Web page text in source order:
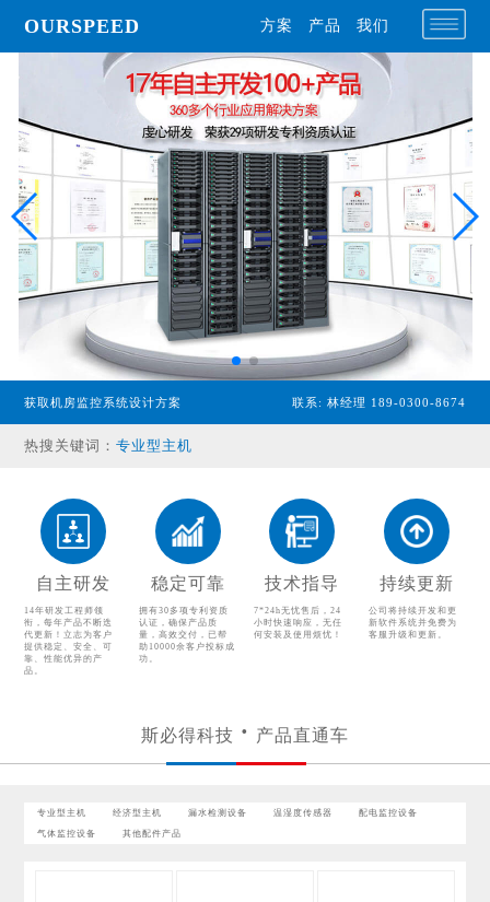
OURSPEED 方案 产品 我们
获取机房监控系统设计方案 联系: 林经理 189-0300-8674
热搜关键词：专业型主机
温湿度传感器
配电监控设备
气体监控设备
自主研发
14年研发工程师领
衔，每年产品不断迭
代更新！立志为客户
提供稳定、安全、可
靠、性能优异的产
品。
稳定可靠
拥有30多项专利资质
认证，确保产品质
量，高效交付，已帮
助10000余客户投标成
功。
技术指导
7*24h无忧售后，24
小时快速响应，无任
何安装及使用烦忧！
持续更新
公司将持续开发和更
新软件系统并免费为
客服升级和更新。
斯必得科技 产品直通车
专业型主机 经济型主机 漏水检测设备 温湿度传感器 配电监控设备
气体监控设备 其他配件产品